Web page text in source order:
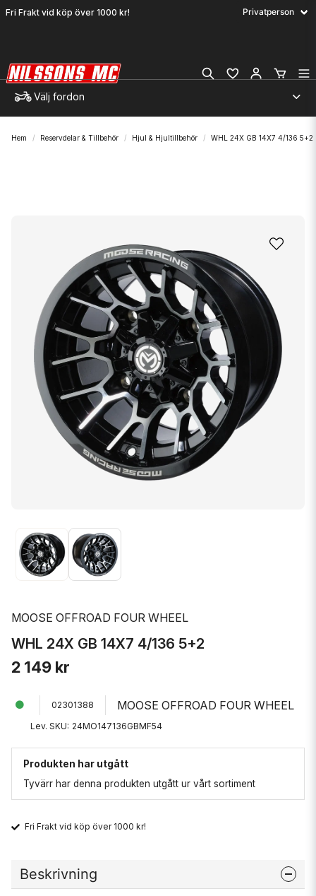
Fri Frakt vid köp över 1000 kr!
Välj fordon
Hem Reservdelar & Tillbehör Hjul & Hjultillbehör WHL 24X GB 14X7 4/136 5+2
MOOSE OFFROAD FOUR WHEEL
WHL 24X GB 14X7 4/136 5+2
2 149 kr
02301388 MOOSE OFFROAD FOUR WHEEL
Lev. SKU: 24MO147136GBMF54
Produkten har utgått
Tyvärr har denna produkten utgått ur vårt sortiment
Fri Frakt vid köp över 1000 kr!
Beskrivning